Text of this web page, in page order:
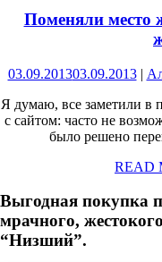
Поменяли место
03.09.201303.09.2013 |
Я думаю, все заметили в
с сайтом: часто не
было решено
READ
Выгодная
мрачного,
“Низший”.